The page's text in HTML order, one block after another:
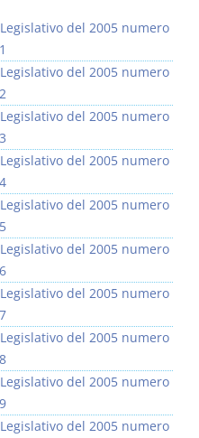
del 2005 numero
del 2005 numero
del 2005 numero
del 2005 numero
del 2005 numero
del 2005 numero
del 2005 numero
del 2005 numero
del 2005 numero
del 2005 numero